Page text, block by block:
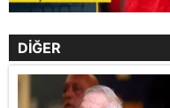
DİĞER